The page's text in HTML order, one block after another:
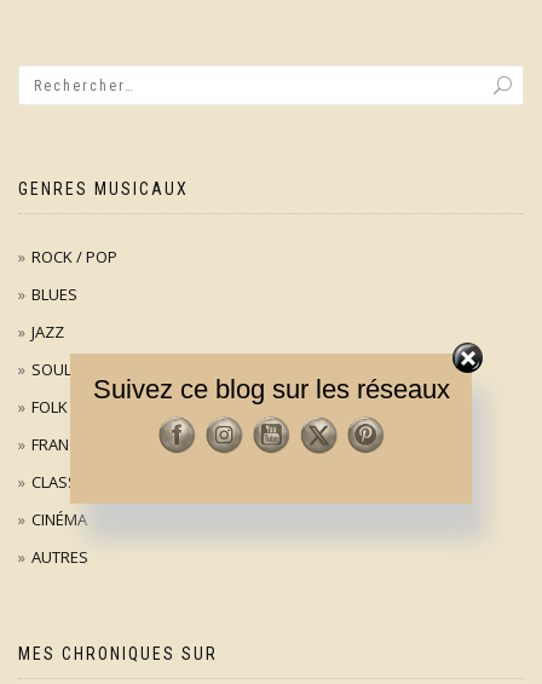
GENRES MUSICAUX
ROCK / POP
BLUES
JAZZ
SOUL
FOLK
FRANÇAIS
CLASSIQUE
CINÉMA
AUTRES
MES CHRONIQUES SUR
Suivez ce blog sur les réseaux